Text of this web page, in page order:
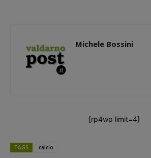
Michele Bossini
[rp4wp limit=4]
TAGS calcio